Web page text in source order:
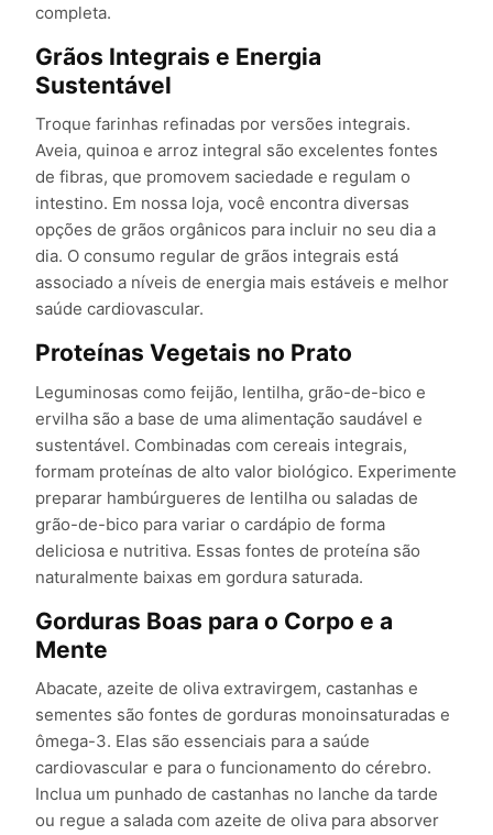
completa.
Grãos Integrais e Energia
Sustentável
Troque farinhas refinadas por versões integrais.
Aveia, quinoa e arroz integral são excelentes fontes
de fibras, que promovem saciedade e regulam o
intestino. Em nossa loja, você encontra diversas
opções de grãos orgânicos para incluir no seu dia a
dia. O consumo regular de grãos integrais está
associado a níveis de energia mais estáveis e melhor
saúde cardiovascular.
Proteínas Vegetais no Prato
Leguminosas como feijão, lentilha, grão-de-bico e
ervilha são a base de uma alimentação saudável e
sustentável. Combinadas com cereais integrais,
formam proteínas de alto valor biológico. Experimente
preparar hambúrgueres de lentilha ou saladas de
grão-de-bico para variar o cardápio de forma
deliciosa e nutritiva. Essas fontes de proteína são
naturalmente baixas em gordura saturada.
Gorduras Boas para o Corpo e a
Mente
Abacate, azeite de oliva extravirgem, castanhas e
sementes são fontes de gorduras monoinsaturadas e
ômega-3. Elas são essenciais para a saúde
cardiovascular e para o funcionamento do cérebro.
Inclua um punhado de castanhas no lanche da tarde
ou regue a salada com azeite de oliva para absorver